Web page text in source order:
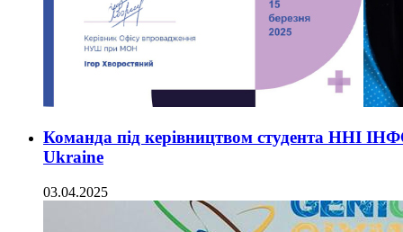
Команда під керівництвом студента ННІ
Ukraine
03.04.2025